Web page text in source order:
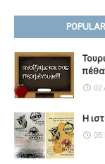
POPULAR
02
Η
05